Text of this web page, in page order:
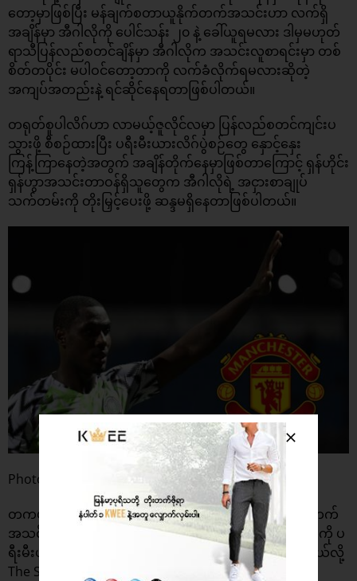
တော့မှာဖြစ်ပြီး မန်ချက်စတာယူနိုက်တက်အသင်းဟာ လက်ရှိ
အချိန်မှာ အီဂါလိုကို ပေါင်သန်း ၂၀ နဲ့ ခေါ်ယူရမလား ဒါမှမဟုတ်
ရာသီပြန်လည်စတင်ချိန်မှာ အီဂါလိုက အသင်းလူစာရင်းမှာ တစ်
စိတ်တပိုင်း မပါဝင်တော့တာကို လက်ခံလိုက်ရမလားဆိုတဲ့
အကျပ်အတည်းနဲ့ ရင်ဆိုင်နေရတာဖြစ်ပါတယ်။
တရုတ်စူပါလိဂ်ဟာ လာမယ့်ဇူလိုင်လမှာ ပြန်လည်စတင်ကျင်းပ
သွားဖို့ စီစဉ်ထားပြီး ပရီးမီးယားလိဂ်ပွဲစဉ်တွေ နှောင့်နှေး
ကြန့်ကြာနေတဲ့အတွက် အချိန်တိုက်နေမှာဖြစ်တာကြောင့် ရှန်ဟိုင်း
ရှန်ဟွာအသင်းတာဝန်ရှိသူတွေက အီဂါလိုရဲ့ အငှားစာချုပ်
သက်တမ်းကို တိုးမြှင့်ပေးဖို့ ဆန္ဒမရှိနေတာဖြစ်ပါတယ်။
Photo: Evening Standard
တကယ်လို့ ယခုလကုန်မှာ အီဂါလိုကို မန်ချက်စတာယူနိုက်တက်
အသင်းက ပေါင်သန်း ၂၀ နဲ့ အပြီးသတ်ခေါ်ယူမှသာ အီဂါလိုကို ပ
ရီးမီးယားလိဂ်ဆီ ပြန်လည်သွားရောက်ခွင့်ပြုသွားမှာဖြစ်တယ်လို့
The Sun ရဲ့ ဖော်ပြချက်အရ သိရပါတယ်။